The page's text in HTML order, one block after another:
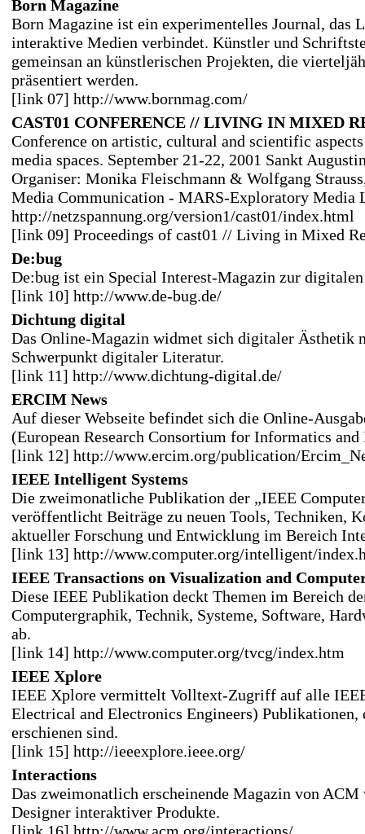
Born Magazine
Born Magazine ist ein experimentelles Journal, das
interaktive Medien verbindet. Künstler und
gemeinsan an künstlerischen Projekten, die
präsentiert werden.
[link 07] http://www.bornmag.com/
CAST01 CONFERENCE // LIVING IN MIXED
Conference on artistic, cultural and scientific
media spaces. September 21-22, 2001 Sankt
Organiser: Monika Fleischmann & Wolfgang
Media Communication - MARS-Exploratory Media
http://netzspannung.org/version1/cast01/index.html
[link 09] Proceedings of cast01 // Living in Mixed
De:bug
De:bug ist ein Special Interest-Magazin zur
[link 10] http://www.de-bug.de/
Dichtung digital
Das Online-Magazin widmet sich digitaler Ästhetik
Schwerpunkt digitaler Literatur.
[link 11] http://www.dichtung-digital.de/
ERCIM News
Auf dieser Webseite befindet sich die Online-
(European Research Consortium for Informatics
[link 12] http://www.ercim.org/publication/
IEEE Intelligent Systems
Die zweimonatliche Publikation der „IEEE
veröffentlicht Beiträge zu neuen Tools, Techniken,
aktueller Forschung und Entwicklung im Bereich
[link 13] http://www.computer.org/intelligent/
IEEE Transactions on Visualization and
Diese IEEE Publikation deckt Themen im Bereich
Computergraphik, Technik, Systeme, Software,
ab.
[link 14] http://www.computer.org/tvcg/index.htm
IEEE Xplore
IEEE Xplore vermittelt Volltext-Zugriff auf alle
Electrical and Electronics Engineers) Publikationen,
erschienen sind.
[link 15] http://ieeexplore.ieee.org/
Interactions
Das zweimonatlich erscheinende Magazin von ACM
Designer interaktiver Produkte.